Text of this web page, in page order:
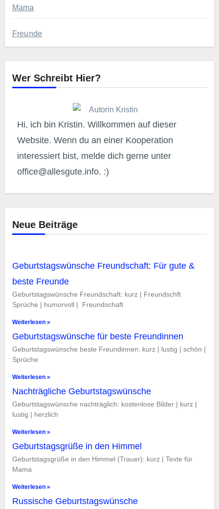
Mama
Freunde
Wer Schreibt Hier?
Hi, ich bin Kristin. Willkommen auf dieser
Website. Wenn du an einer Kooperation
interessiert bist, melde dich gerne unter
office@allesgute.info. :)
Neue Beiträge
Geburtstagswünsche Freundschaft: Für gute &
beste Freunde
Geburtstagswünsche Freundschaft: kurz | Freundschft
Sprüche | humorvoll | Freundschaft
Weiterlesen »
Geburtstagswünsche für beste Freundinnen
Geburtstagswünsche beste Freundinnen: kurz | lustig | schön |
Sprüche
Weiterlesen »
Nachträgliche Geburtstagswünsche
Geburtstagswünsche nachträglich: kostenlose Bilder | kurz |
lustig | herzlich
Weiterlesen »
Geburtstagsgrüße in den Himmel
Geburtstagsgrüße in den Himmel (Trauer): kurz | Texte für
Mama
Weiterlesen »
Russische Geburtstagswünsche